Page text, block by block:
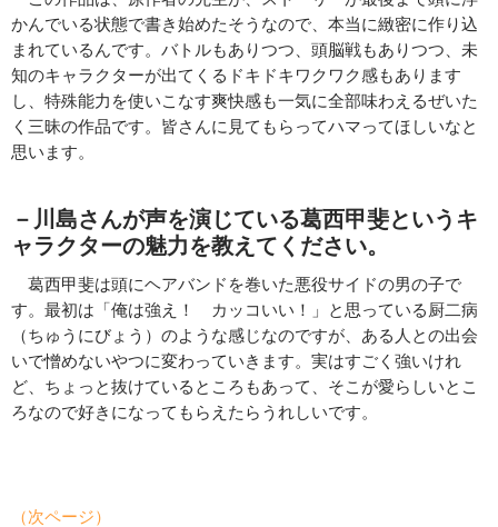
かんでいる状態で書き始めたそうなので、本当に緻密に作り込
まれているんです。バトルもありつつ、頭脳戦もありつつ、未
知のキャラクターが出てくるドキドキワクワク感もあります
し、特殊能力を使いこなす爽快感も一気に全部味わえるぜいた
く三昧の作品です。皆さんに見てもらってハマってほしいなと
思います。
－ 川島さんが声を演じている葛西甲斐というキ
ャラクターの魅力を教えてください。
葛西甲斐は頭にヘアバンドを巻いた悪役サイドの男の子で
す。最初は「俺は強え！ カッコいい！」と思っている厨二病
（ちゅうにびょう）のような感じなのですが、ある人との出会
いで憎めないやつに変わっていきます。実はすごく強いけれ
ど、ちょっと抜けているところもあって、そこが愛らしいとこ
ろなので好きになってもらえたらうれしいです。
（次ページ）